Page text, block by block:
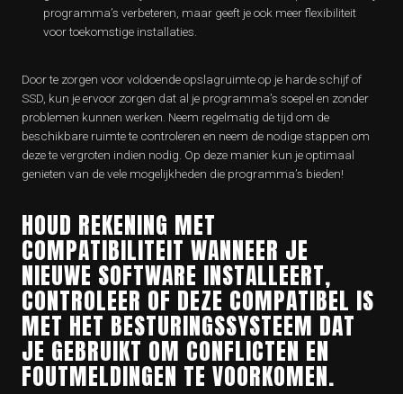
programma’s verbeteren, maar geeft je ook meer flexibiliteit
voor toekomstige installaties.
Door te zorgen voor voldoende opslagruimte op je harde schijf of
SSD, kun je ervoor zorgen dat al je programma’s soepel en zonder
problemen kunnen werken. Neem regelmatig de tijd om de
beschikbare ruimte te controleren en neem de nodige stappen om
deze te vergroten indien nodig. Op deze manier kun je optimaal
genieten van de vele mogelijkheden die programma’s bieden!
HOUD REKENING MET
COMPATIBILITEIT WANNEER JE
NIEUWE SOFTWARE INSTALLEERT,
CONTROLEER OF DEZE COMPATIBEL IS
MET HET BESTURINGSSYSTEEM DAT
JE GEBRUIKT OM CONFLICTEN EN
FOUTMELDINGEN TE VOORKOMEN.